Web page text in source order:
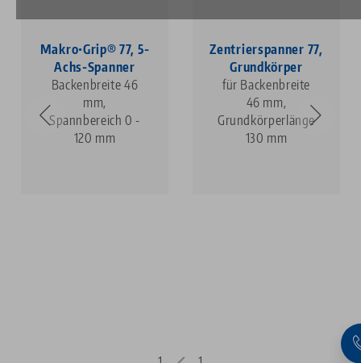
Makro•Grip® 77, 5-
Achs-Spanner
Backenbreite 46
mm,
Spannbereich 0 -
120 mm
Zentrierspanner 77,
Grundkörper
für Backenbreite
46 mm,
Grundkörperlänge
130 mm